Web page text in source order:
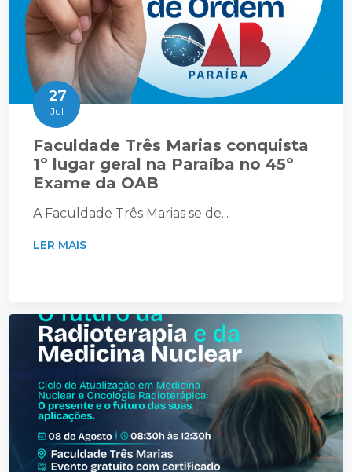
27
Jul
Faculdade Três Marias conquista
1º lugar geral na Paraíba no 45º
Exame da OAB
A Faculdade Três Marias se de...
LER MAIS